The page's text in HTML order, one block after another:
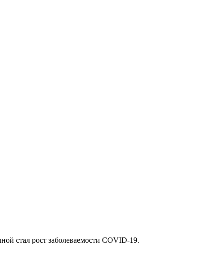
стал рост заболеваемости COVID-19.